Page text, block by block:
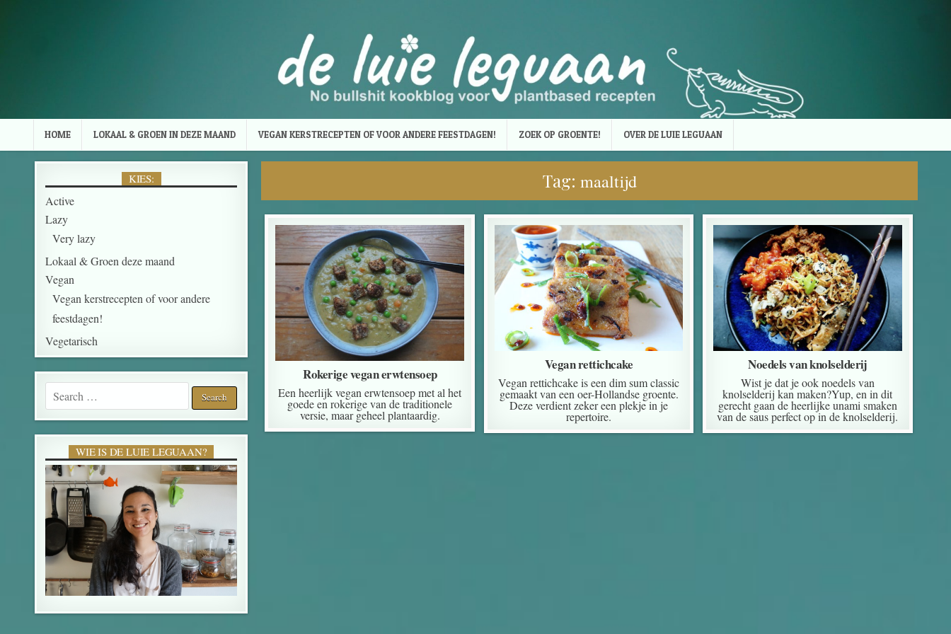
HOME LOKAAL & GROEN IN DEZE MAAND VEGAN KERSTRECEPTEN OF VOOR ANDERE FEESTDAGEN! ZOEK OP GROENTE! OVER DE LUIE LEGUAAN
Tag: maaltijd
Rokerige vegan erwtensoep
Een heerlijk vegan erwtensoep met al het
goede en rokerige van de traditionele
versie, maar geheel plantaardig.
Vegan rettichcake
Vegan rettichcake is een dim sum classic
gemaakt van een oer-Hollandse groente.
Deze verdient zeker een plekje in je
repertoire.
Noedels van knolselderij
Wist je dat je ook noedels van
knolselderij kan maken?Yup, en in dit
gerecht gaan de heerlijke unami smaken
van de saus perfect op in de knolselderij.
KIES:
Active
Lazy
Very lazy
Lokaal & Groen deze maand
Vegan
Vegan kerstrecepten of voor andere
feestdagen!
Vegetarisch
Search for:
WIE IS DE LUIE LEGUAAN?